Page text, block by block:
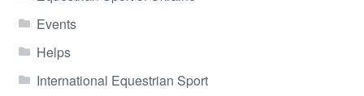
Events
Helps
International Equestrian Sport